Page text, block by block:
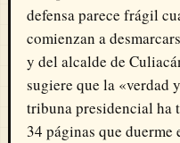
defensa parece frágil
comienzan a
y del alcalde de
sugiere que la «verdad
tribuna presidencial ha
34 páginas que duerme